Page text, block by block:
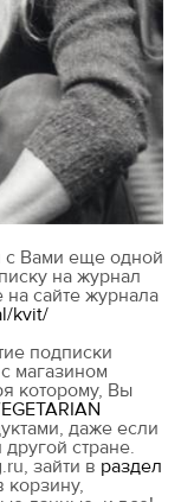
Вами еще одной
на журнал
сайте журнала
kvit/
подписки
магазином
которому, Вы
даже если
стране.
зайти в раздел
корзину,